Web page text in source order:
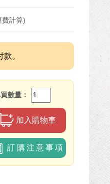
費計算)
。
數量
加入購物車
訂購注意事項